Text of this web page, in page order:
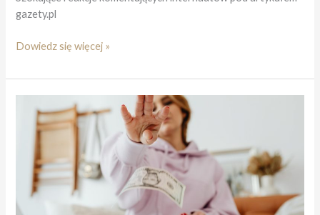
gazety.pl
Komentarz
do
artykułu
gazety.pl
Tomaszu
Komendzie
Dowiedz się więcej »